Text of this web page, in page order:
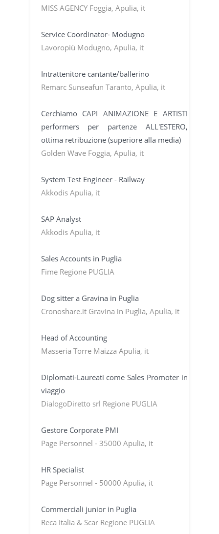
MISS AGENCY Foggia, Apulia, it
Service Coordinator- Modugno
Lavoropiù Modugno, Apulia, it
Intrattenitore cantante/ballerino
Remarc Sunseafun Taranto, Apulia, it
Cerchiamo CAPI ANIMAZIONE E ARTISTI
performers per partenze ALL'ESTERO,
ottima retribuzione (superiore alla media)
Golden Wave Foggia, Apulia, it
System Test Engineer - Railway
Akkodis Apulia, it
SAP Analyst
Akkodis Apulia, it
Sales Accounts in Puglia
Fime Regione PUGLIA
Dog sitter a Gravina in Puglia
Cronoshare.it Gravina in Puglia, Apulia, it
Head of Accounting
Masseria Torre Maizza Apulia, it
Diplomati-Laureati come Sales Promoter in
viaggio
DialogoDiretto srl Regione PUGLIA
Gestore Corporate PMI
Page Personnel - 35000 Apulia, it
HR Specialist
Page Personnel - 50000 Apulia, it
Commerciali junior in Puglia
Reca Italia & Scar Regione PUGLIA